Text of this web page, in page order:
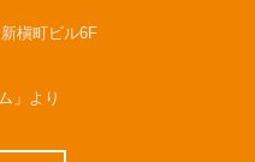
槇町ビル6F
」 より